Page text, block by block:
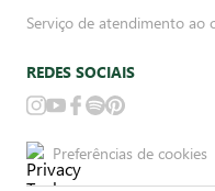
Serviço de atendimento ao
REDES SOCIAIS
Preferências de cookies